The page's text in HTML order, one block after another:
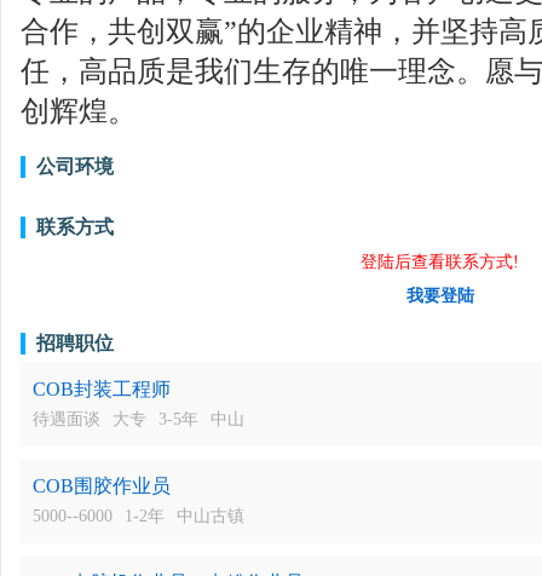
合作，共创双赢”的企业精神，并坚持高
任，高品质是我们生存的唯一理念。愿
创辉煌。
公司环境
联系方式
登陆后查看联系方式!
我要登陆
招聘职位
COB封装工程师
待遇面谈 大专 3-5年 中山
COB围胶作业员
5000--6000 1-2年 中山古镇